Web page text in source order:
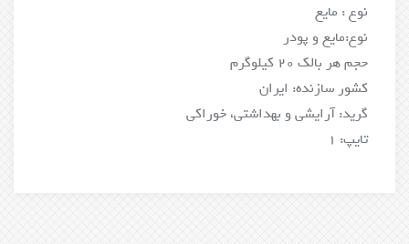
نوع : مایع
نوع:مایع و پودر
حجم هر بالک 20 کیلوگرم
کشور سازنده: ایران
گرید: آرایشی و بهداشتی، خوراکی
تایپ: 1